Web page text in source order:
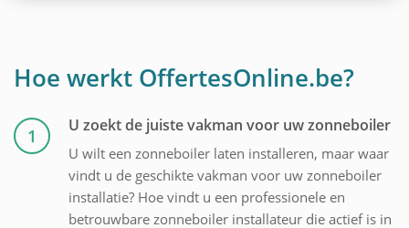
Hoe werkt OffertesOnline.be?
1 U zoekt de juiste vakman voor uw zonneboiler
U wilt een zonneboiler laten installeren, maar waar
vindt u de geschikte vakman voor uw zonneboiler
installatie? Hoe vindt u een professionele en
betrouwbare zonneboiler installateur die actief is in